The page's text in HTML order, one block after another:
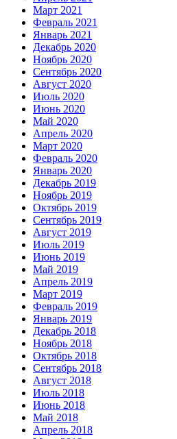
Март 2021
Февраль 2021
Январь 2021
Декабрь 2020
Ноябрь 2020
Сентябрь 2020
Август 2020
Июль 2020
Июнь 2020
Май 2020
Апрель 2020
Март 2020
Февраль 2020
Январь 2020
Декабрь 2019
Ноябрь 2019
Октябрь 2019
Сентябрь 2019
Август 2019
Июль 2019
Июнь 2019
Май 2019
Апрель 2019
Март 2019
Февраль 2019
Январь 2019
Декабрь 2018
Ноябрь 2018
Октябрь 2018
Сентябрь 2018
Август 2018
Июль 2018
Июнь 2018
Май 2018
Апрель 2018